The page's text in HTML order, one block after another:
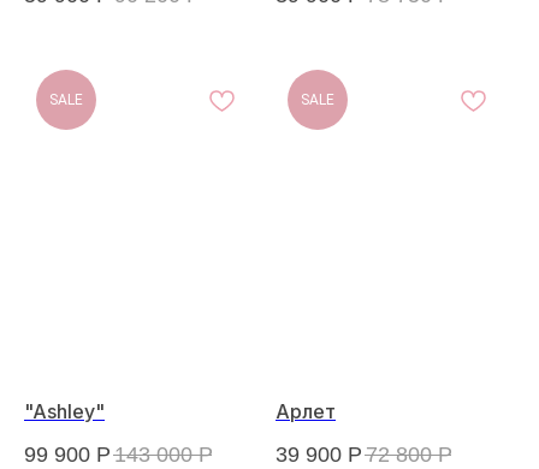
SALE
"Ashley"
99 900 Р 143 000 Р
SALE
Арлет
39 900 Р 72 800 Р